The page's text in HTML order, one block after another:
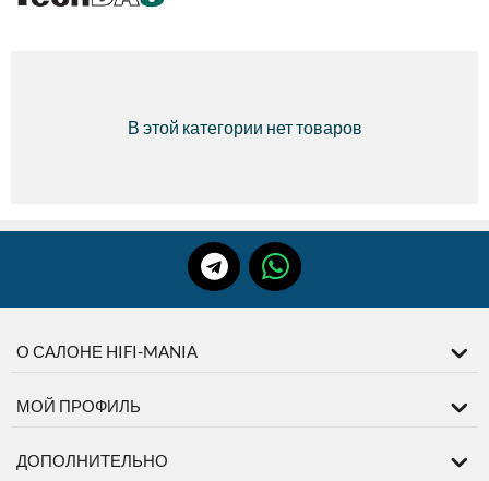
В этой категории нет товаров
О САЛОНЕ HIFI-MANIA
МОЙ ПРОФИЛЬ
ДОПОЛНИТЕЛЬНО